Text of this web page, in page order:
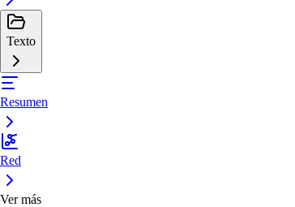
Texto
Resumen
Red
Ver más